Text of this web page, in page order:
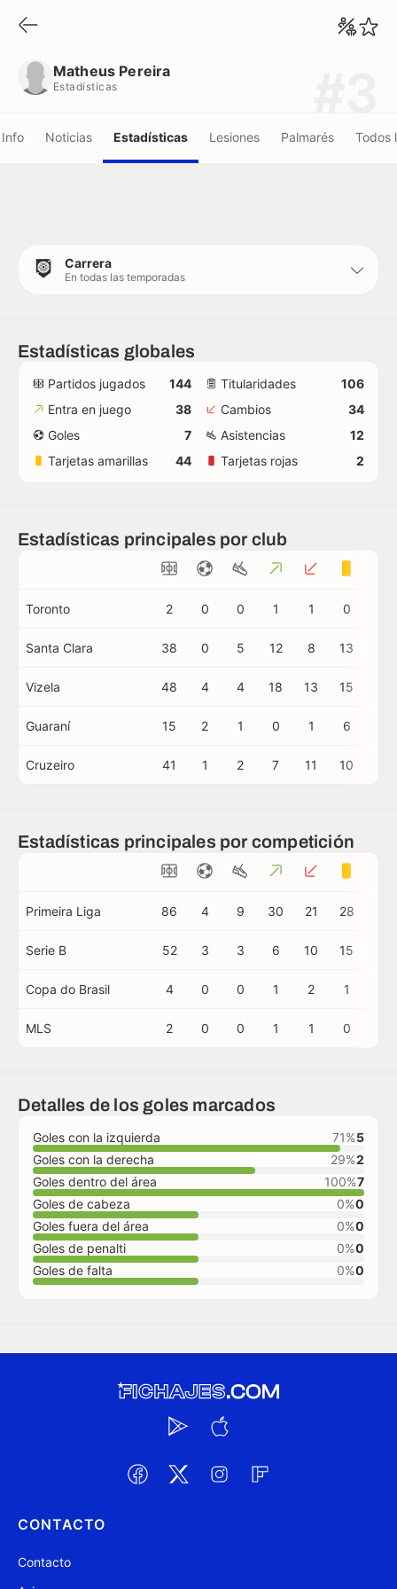
Matheus Pereira
Estadísticas
Info Noticias Estadísticas Lesiones Palmarés Todos
Carrera
En todas las temporadas
Estadísticas globales
Partidos jugados 144 Titularidades
106
Entra en juego
38 Cambios
34
Goles
7 Asistencias
12
Tarjetas amarillas
44 Tarjetas rojas 2
Estadísticas principales por club
Toronto 2 0 0 1 1 0
Santa Clara 38 0 5 12 8 13
Vizela 48 4 4 18 13 15
Guaraní 15 2 1 0 1 6
Cruzeiro 41 1 2 7 11 10
Estadísticas principales por competición
Primeira Liga 86 4 9 30 21 28
Serie B 52 3 3 6 10 15
Copa do Brasil 4 0 0 1 2 1
MLS 2 0 0 1 1 0
Detalles de los goles marcados
Goles con la izquierda 71%5
Goles con la derecha
29%2
Goles dentro del área
100%7
Goles de cabeza
0%0
Goles fuera del área
0%0
Goles de penalti
0%0
Goles de falta
0%0
CONTACTO
Contacto